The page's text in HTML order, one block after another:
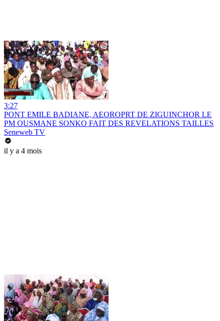
3:27
PONT EMILE BADIANE, AEOROPRT DE ZIGUINCHOR LE
PM OUSMANE SONKO FAIT DES REVELATIONS TAILLES
Seneweb TV
il y a 4 mois